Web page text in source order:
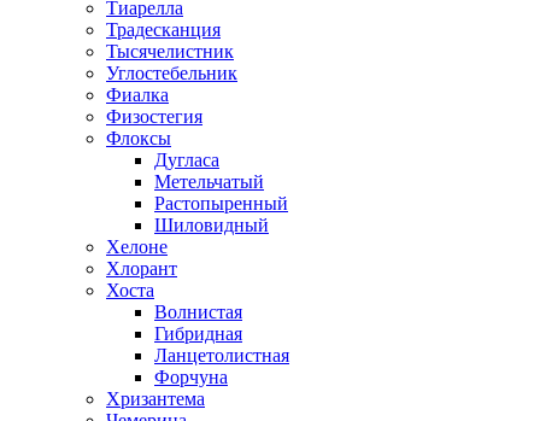
Тиарелла
Традесканция
Тысячелистник
Углостебельник
Фиалка
Физостегия
Флоксы
Дугласа
Метельчатый
Растопыренный
Шиловидный
Хелоне
Хлорант
Хоста
Волнистая
Гибридная
Ланцетолистная
Форчуна
Хризантема